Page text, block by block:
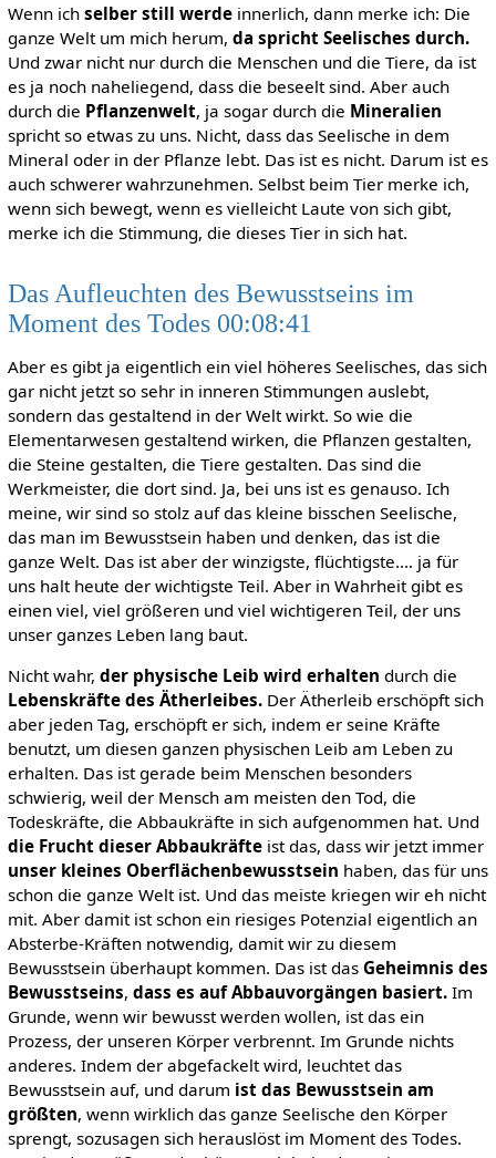
Wenn ich selber still werdeinnerlich, dann merke ich: Die
ganze Welt um mich herum, da spricht Seelisches durch.
Und zwar nicht nur durch die Menschen und die Tiere, da ist
es ja noch naheliegend, dass die beseelt sind. Aber auch
durch die Pflanzenwelt, ja sogar durch die Mineralien
spricht so etwas zu uns. Nicht, dass das Seelische in dem
Mineral oder in der Pflanze lebt. Das ist es nicht. Darum ist es
auch schwerer wahrzunehmen. Selbst beim Tier merke ich,
wenn sich bewegt, wenn es vielleicht Laute von sich gibt,
merke ich die Stimmung, die dieses Tier in sich hat.
Das Aufleuchten des Bewusstseins im
Moment des Todes 00:08:41
Aber es gibt ja eigentlich ein viel höheres Seelisches, das sich
gar nicht jetzt so sehr in inneren Stimmungen auslebt,
sondern das gestaltend in der Welt wirkt. So wie die
Elementarwesen gestaltend wirken, die Pflanzen gestalten,
die Steine gestalten, die Tiere gestalten. Das sind die
Werkmeister, die dort sind. Ja, bei uns ist es genauso. Ich
meine, wir sind so stolz auf das kleine bisschen Seelische,
das man im Bewusstsein haben und denken, das ist die
ganze Welt. Das ist aber der winzigste, flüchtigste.... ja für
uns halt heute der wichtigste Teil. Aber in Wahrheit gibt es
einen viel, viel größeren und viel wichtigeren Teil, der uns
unser ganzes Leben lang baut.
Nicht wahr, der physische Leib wird erhalten durch die
Lebenskräfte des Ätherleibes.Der Ätherleib erschöpft sich
aber jeden Tag, erschöpft er sich, indem er seine Kräfte
benutzt, um diesen ganzen physischen Leib am Leben zu
erhalten. Das ist gerade beim Menschen besonders
schwierig, weil der Mensch am meisten den Tod, die
Todeskräfte, die Abbaukräfte in sich aufgenommen hat. Und
die Frucht dieser Abbaukräfteist das, dass wir jetzt immer
unser kleines Oberflächenbewusstsein haben, das für uns
schon die ganze Welt ist. Und das meiste kriegen wir eh nicht
mit. Aber damit ist schon ein riesiges Potenzial eigentlich an
Absterbe-Kräften notwendig, damit wir zu diesem
Bewusstsein überhaupt kommen. Das ist das Geheimnis des
Bewusstseins, dass es auf Abbauvorgängen basiert.Im
Grunde, wenn wir bewusst werden wollen, ist das ein
Prozess, der unseren Körper verbrennt. Im Grunde nichts
anderes. Indem der abgefackelt wird, leuchtet das
Bewusstsein auf, und darum ist das Bewusstsein am
größten, wenn wirklich das ganze Seelische den Körper
sprengt, sozusagen sich herauslöst im Moment des Todes.